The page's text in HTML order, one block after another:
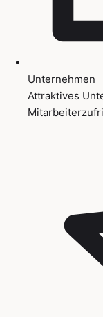
Unternehmen
Attraktives